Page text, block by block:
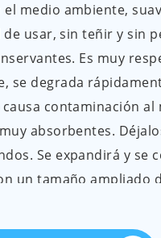
medio ambiente,
de usar, sin teñir y sin
Es muy
se degrada
contaminación al
absorbentes.
Se expandirá y se
un tamaño ampliado
conveniente en